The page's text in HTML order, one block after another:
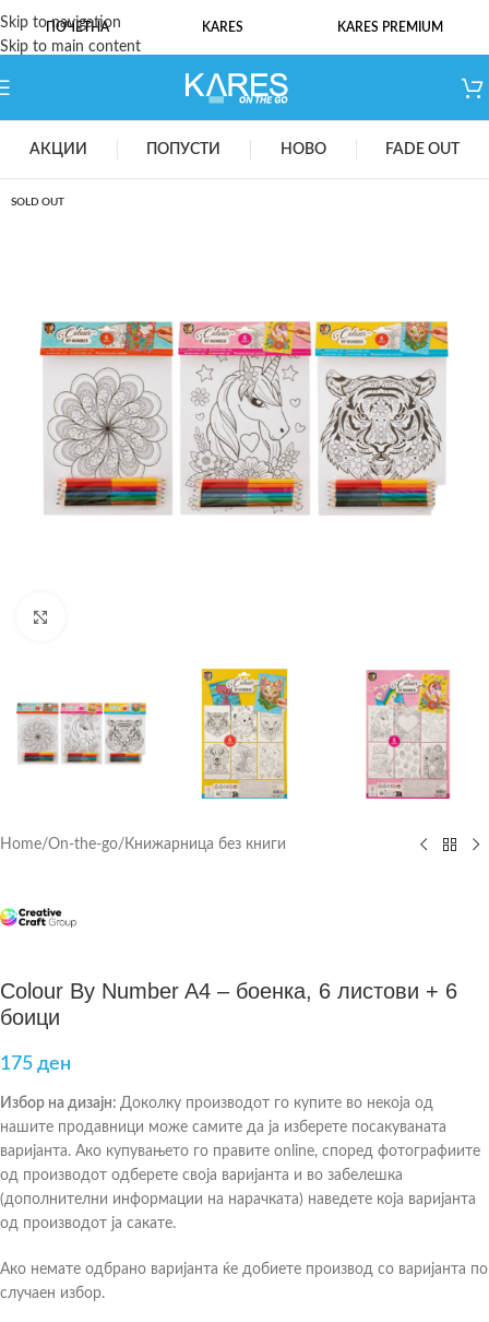
Skip to navigation
Skip to main content
ПОЧЕТНА KARES KARES PREMIUM
АКЦИИ ПОПУСТИ НОВО FADE OUT
SOLD OUT
Home/On-the-go/ Книжарница без книги
Colour By Number A4 – боенка, 6 листови + 6
боици
175 ден
Избор на дизајн: Доколку производот го купите во некоја од
нашите продавници може самите да ја изберете посакуваната
варијанта. Ако купувањето го правите online, според фотографиите
од производот одберете своја варијанта и во забелешка
(дополнителни информации на нарачката) наведете која варијанта
од производот ја сакате.
Ако немате одбрано варијанта ќе добиете производ со варијанта по
случаен избор.